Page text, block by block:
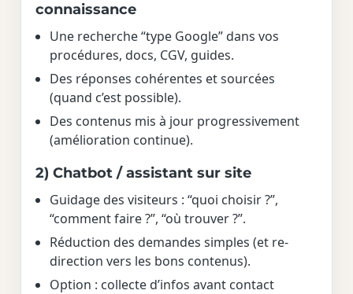
connaissance
Une recherche “type Google” dans vos
procédures, docs, CGV, guides.
Des réponses cohérentes et sourcées
(quand c’est possible).
Des contenus mis à jour progressivement
(amélioration continue).
2) Chatbot / assistant sur site
Guidage des visiteurs : “quoi choisir ?”,
“comment faire ?”, “où trouver ?”.
Réduction des demandes simples (et re-
direction vers les bons contenus).
Option : collecte d’infos avant contact